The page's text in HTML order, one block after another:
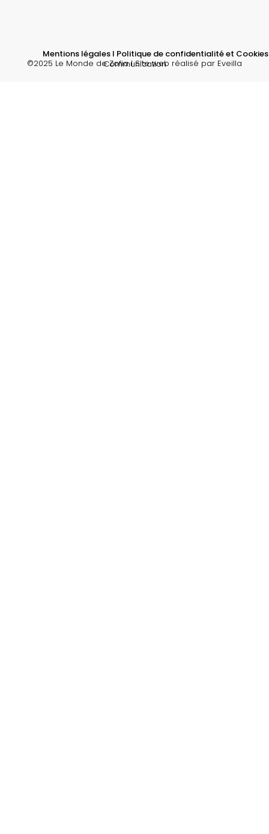
Mentions légales l Politique de confidentialité et Cookies
©2025 Le Monde de Zofia l Site web réalisé par Eveilla Communication